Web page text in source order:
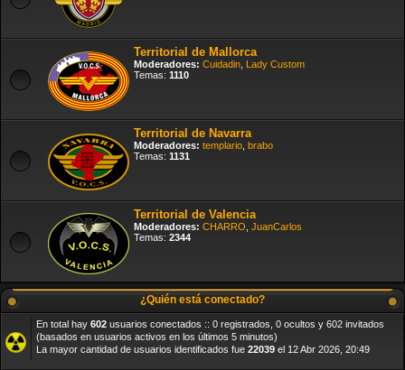
Territorial de Mallorca
Moderadores: Cuidadin Lady Custom
Temas: 1110
Territorial de Navarra
Moderadores: templario brabo
Temas: 1131
Territorial de Valencia
Moderadores: CHARRO JuanCarlos
Temas: 2344
¿Quién está conectado?
En total hay 602 usuarios conectados :: 0 registrados, 0 ocultos y 602 invitados
(basados en usuarios activos en los últimos 5 minutos)
La mayor cantidad de usuarios identificados fue 22039 el 12 Abr 2026, 20:49